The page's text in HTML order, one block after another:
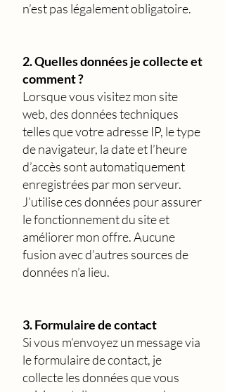
n’est pas légalement obligatoire.
2. Quelles données je collecte et
comment ?
Lorsque vous visitez mon site
web, des données techniques
telles que votre adresse IP, le type
de navigateur, la date et l’heure
d’accès sont automatiquement
enregistrées par mon serveur.
J’utilise ces données pour assurer
le fonctionnement du site et
améliorer mon offre. Aucune
fusion avec d’autres sources de
données n’a lieu.
3. Formulaire de contact
Si vous m’envoyez un message via
le formulaire de contact, je
collecte les données que vous